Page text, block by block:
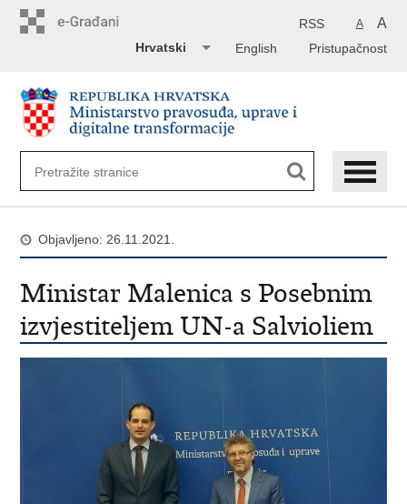
A A
RSS
Pristupačnost
English
Hrvatski
Objavljeno: 26.11.2021.
Ministar Malenica s Posebnim
izvjestiteljem UN-a Salvioliem